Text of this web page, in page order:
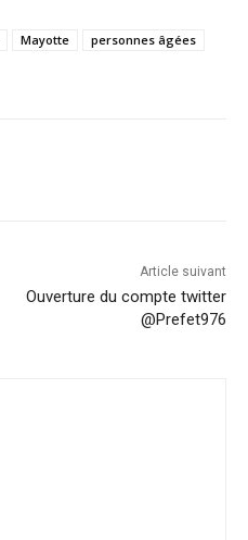
Mayotte
personnes âgées
Article suivant
Ouverture du compte twitter
@Prefet976